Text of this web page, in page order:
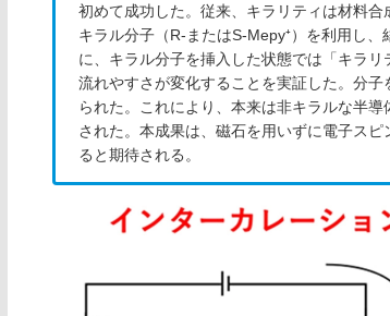
初めて成功した。従来、キラリティは材料
キラル分子（R-またはS-Mepy⁺）を利用し
に、キラル分子を挿入した状態では「キラ
流れやすさが変化することを実証した。分
られた。これにより、本来は非キラルな半
された。本成果は、磁石を用いずに電子ス
ると期待される。